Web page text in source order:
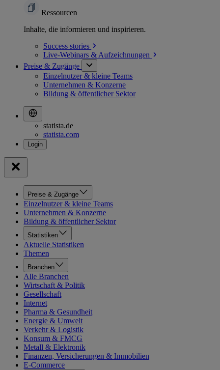
Ressourcen
Inhalte, die informieren und inspirieren.
Success stories
Live-Webinars & Aufzeichnungen
Preise & Zugänge
Einzelnutzer & kleine Teams
Unternehmen & Konzerne
Bildung & öffentlicher Sektor
statista.de
statista.com
Preise & Zugänge
Einzelnutzer & kleine Teams
Unternehmen & Konzerne
Bildung & öffentlicher Sektor
Statistiken
Aktuelle Statistiken
Themen
Branchen
Alle Branchen
Wirtschaft & Politik
Gesellschaft
Internet
Pharma & Gesundheit
Energie & Umwelt
Verkehr & Logistik
Konsum & FMCG
Metall & Elektronik
Finanzen, Versicherungen & Immobilien
E-Commerce